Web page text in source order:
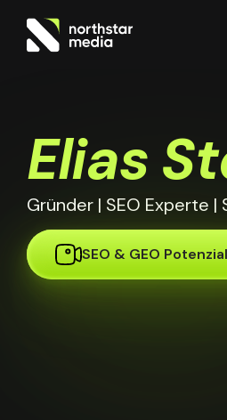
Elias
Gründer | SEO Experte
SEO & GEO